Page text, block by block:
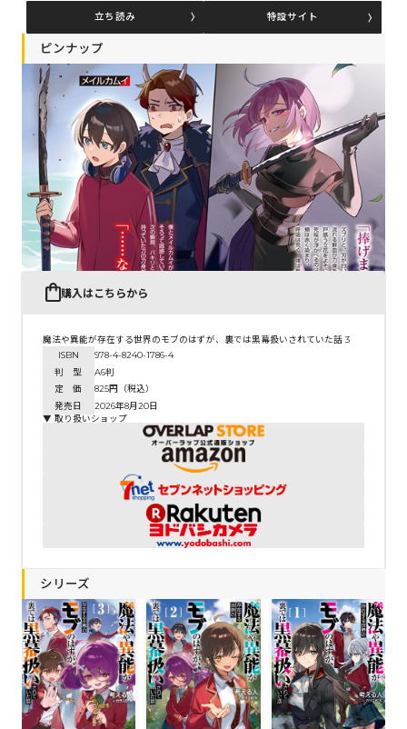
コミックエッセイ
立ち読み 特設サイト
ピンナップ
購入はこちらから
魔法や異能が存在する世界のモブのはずが、裏では黒幕扱いされていた話 3
ISBN
978-4-8240-1786-4
判 型
A6判
定 価
825円（税込）
発売日
2026年8月20日
▼ 取り扱いショップ
シリーズ